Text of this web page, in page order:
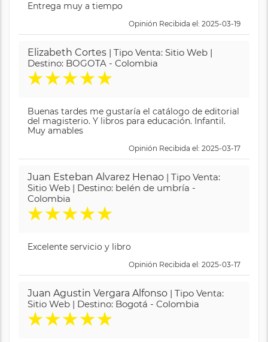
Entrega muy a tiempo
Opinión Recibida el: 2025-03-19
Elizabeth Cortes | Tipo Venta: Sitio Web |
Destino: BOGOTA - Colombia
★★★★★
Buenas tardes me gustaría el catálogo de editorial
del magisterio. Y libros para educación. Infantil.
Muy amables
Opinión Recibida el: 2025-03-17
Juan Esteban Alvarez Henao | Tipo Venta:
Sitio Web | Destino: belén de umbría -
Colombia
★★★★★
Excelente servicio y libro
Opinión Recibida el: 2025-03-17
Juan Agustin Vergara Alfonso | Tipo Venta:
Sitio Web | Destino: Bogotá - Colombia
★★★★★